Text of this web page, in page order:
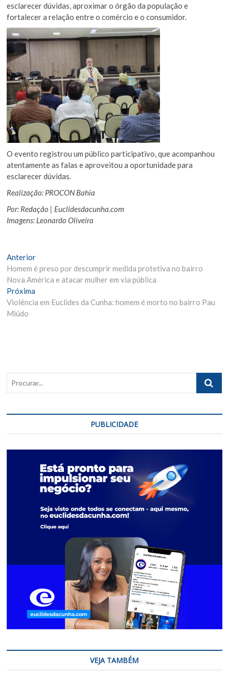
esclarecer dúvidas, aproximar o órgão da população e
fortalecer a relação entre o comércio e o consumidor.
O evento registrou um público participativo, que acompanhou
atentamente as falas e aproveitou a oportunidade para
esclarecer dúvidas.
Realização: PROCON Bahia
Por: Redação | Euclidesdacunha.com
Imagens: Leonardo Oliveira
Navegação
de
Post
AnteriorMatéria
Anterior:
Homem é preso por descumprir medida protetiva no bairro
Nova América e atacar mulher em via pública
Próxima
Materia:
Violência em Euclides da Cunha: homem é morto no bairro Pau
Miúdo
PUBLICIDADE
VEJA TAMBÉM